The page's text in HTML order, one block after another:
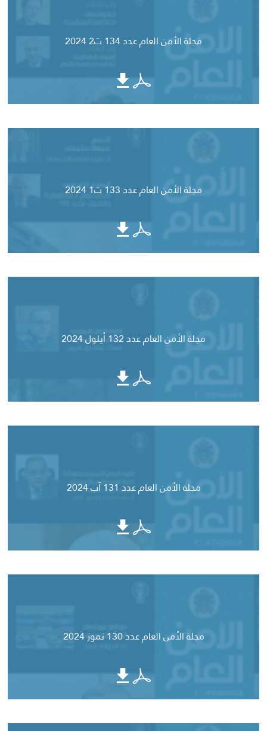
مجلة الأمن العام عدد 134 ت2 2024
مجلة الأمن العام عدد 133 ت1 2024
مجلة الأمن العام عدد 132 أيلول 2024
مجلة الأمن العام عدد 131 آب 2024
مجلة الأمن العام عدد 130 تموز 2024